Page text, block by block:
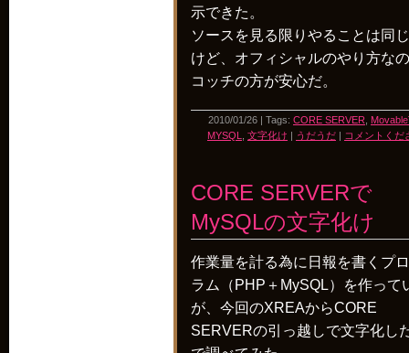
示できた。
ソースを見る限りやることは同
けど、オフィシャルのやり方な
コッチの方が安心だ。
2010/01/26 | Tags: CORE SERVER
MYSQL
文字化け | うだうだ | コメントくだ
CORE SERVERで
MySQLの文字化け
作業量を計る為に日報を書くプ
ラム（PHP＋MySQL）を作って
が、今回のXREAからCORE
SERVERの引っ越しで文字化し